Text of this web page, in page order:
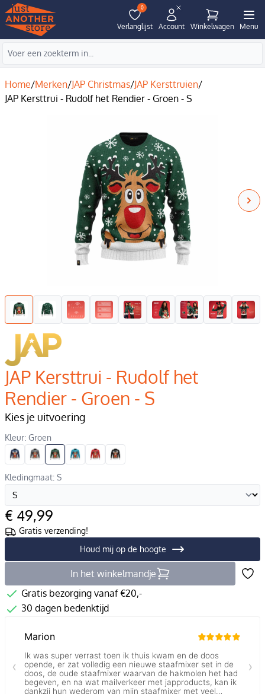
0
Verlanglijst Account Winkelwagen Menu
Home/Merken/JAP Christmas/JAP Kersttruien/
JAP Kersttrui - Rudolf het Rendier - Groen - S
JAP Kersttrui - Rudolf het
Rendier - Groen - S
Kies je uitvoering
Kleur: Groen
Kledingmaat: S
€ 49,99
Gratis verzending!
Houd mij op de hoogte
In het winkelmandje
Gratis bezorging vanaf €20,-
30 dagen bedenktijd